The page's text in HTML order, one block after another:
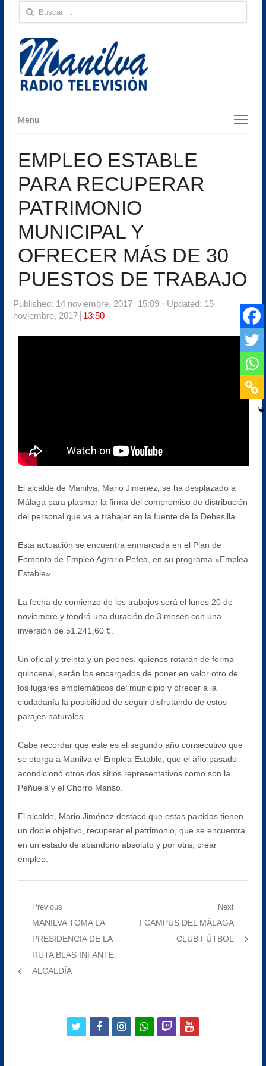
Buscar:
Menu
Menu
EMPLEO ESTABLE
PARA RECUPERAR
PATRIMONIO
MUNICIPAL Y
OFRECER MÁS DE 30
PUESTOS DE TRABAJO
Published: 14 noviembre, 2017 15:09
Updated: 15
noviembre, 2017
13:50
El alcalde de Manilva, Mario Jiménez, se ha desplazado a
Málaga para plasmar la firma del compromiso de distribución
del personal que va a trabajar en la fuente de la Dehesilla.
Esta actuación se encuentra enmarcada en el Plan de
Fomento de Empleo Agrario Pefea, en su programa «Emplea
Estable».
La fecha de comienzo de los trabajos será el lunes 20 de
noviembre y tendrá una duración de 3 meses con una
inversión de 51.241,60 €.
Un oficial y treinta y un peones, quienes rotarán de forma
quincenal, serán los encargados de poner en valor otro de
los lugares emblemáticos del municipio y ofrecer a la
ciudadanía la posibilidad de seguir disfrutando de estos
parajes naturales.
Cabe recordar que este es el segundo año consecutivo que
se otorga a Manilva el Emplea Estable, que el año pasado
acondicionó otros dos sitios representativos como son la
Peñuela y el Chorro Manso.
El alcalde, Mario Jiménez destacó que estas partidas tienen
un doble objetivo, recuperar el patrimonio, que se encuentra
en un estado de abandono absoluto y por otra, crear
empleo.
Navegación
entradas
Previous
Previous
post:
MANILVA TOMA LA
PRESIDENCIA DE LA
RUTA BLAS INFANTE.
ALCALDÍA
Next
Next
I CAMPUS DEL MÁLAGA
CLUB FÚTBOL
twitterfacebookinstagramwhatsapp
twitchyoutube